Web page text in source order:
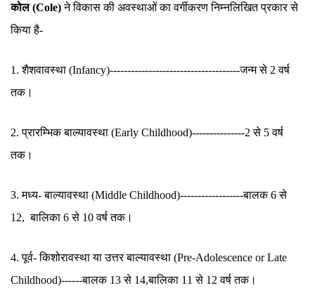
कोल (Cole)ने विकास की अवस्थाओं का वर्गीकरण निम्नलिखित प्रकार से
किया है-
1. शैशवावस्था (Infancy)-------------------------------------जन्म से 2 वर्ष
तक।
2. प्रारम्भिक बाल्यावस्था (Early Childhood)---------------2 से 5 वर्ष
तक।
3. मध्य- बाल्यावस्था (Middle Childhood)------------------बालक 6 से
12, बालिका 6 से 10 वर्ष तक।
4. पूर्व- किशोरावस्था या उत्तर बाल्यावस्था (Pre-Adolescence or Late
Childhood)------बालक 13 से 14,बालिका 11 से 12 वर्ष तक।